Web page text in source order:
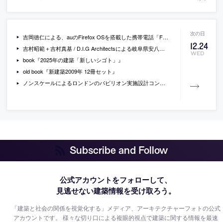
12.24
WED
吉岡徳仁による、auのFirefox OSを搭載した携帯電話「Fx0」
吉村昭範＋吉村真基 / D.I.G Architectsによる岐阜県安八郡の住宅「KW HOUSE」のオープンハウスが開催[2014/12/27]
book『2025年の建築「新しいシゴト」』
old book『新建築2009年 12冊セット』
ノンスケールによるロンドンのパビリオン実施設計コンペの勝利案「SKY PAVILION」の画像
Subscribe and Follow
公式アカウントをフォローして、
見逃せない建築情報を受け取ろう。
「建築と社会の関係を視覚化する」メディア、アーキテクチャーフォトの公式
アカウントです。様々な切り口による複眼的視点で建築に関する情報を最速